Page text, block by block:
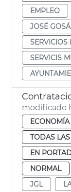
EMPLEO
JOSÉ
SERVICIOS
SERVICIS
modificado
TODAS
EN
NORMAL
JGL